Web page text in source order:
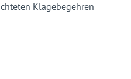
Klagebegehren